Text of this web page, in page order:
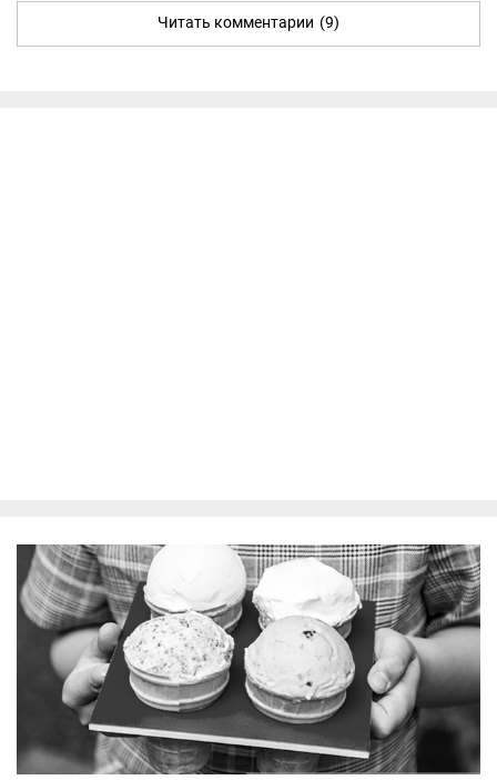
Читать комментарии (9)